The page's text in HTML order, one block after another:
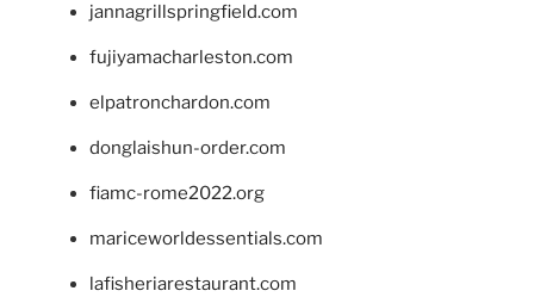
jannagrillspringfield.com
fujiyamacharleston.com
elpatronchardon.com
donglaishun-order.com
fiamc-rome2022.org
mariceworldessentials.com
lafisheriarestaurant.com